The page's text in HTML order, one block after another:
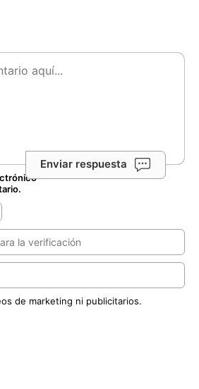
Enviar respuesta
de marketing ni publicitarios.